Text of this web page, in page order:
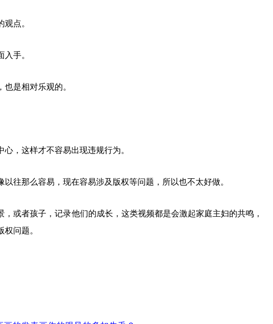
点。
手。
是相对乐观的。
，这样才不容易出现违规行为。
往那么容易，现在容易涉及版权等问题，所以也不太好做。
或者孩子，记录他们的成长，这类视频都是会激起家庭主妇的共鸣，
问题。